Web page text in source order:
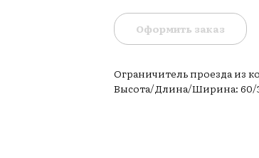
Оформить заказ
Ограничитель проезда из
Высота/Длина/Ширина: 60/